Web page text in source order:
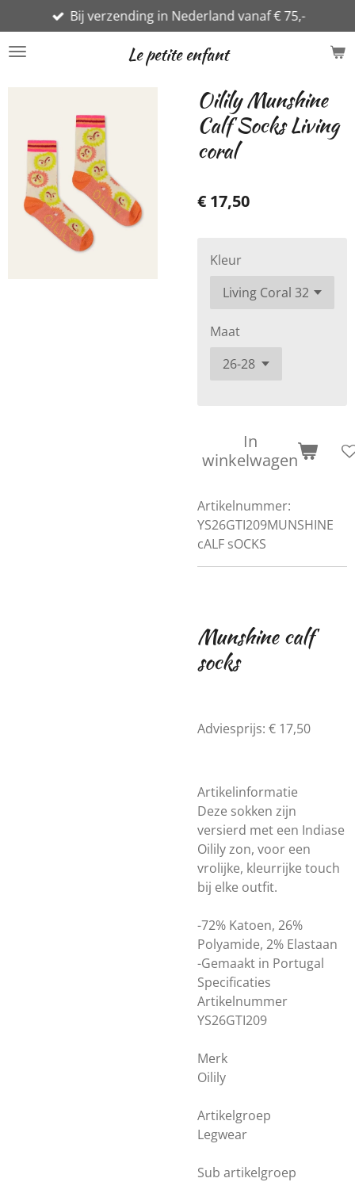
direct
naar
Le petite enfant
Bij verzending in Nederland vanaf € 75,-
Oilily Munshine
Calf Socks Living
coral
€ 17,50
Kleur
Maat
In
winkelwagen
Artikelnummer:
YS26GTI209MUNSHINE
cALF sOCKS
Munshine calf
socks
Adviesprijs: € 17,50
Artikelinformatie
Deze sokken zijn
versierd met een Indiase
Oilily zon, voor een
vrolijke, kleurrijke touch
bij elke outfit.
-72% Katoen, 26%
Polyamide, 2% Elastaan
-Gemaakt in Portugal
Specificaties
Artikelnummer
YS26GTI209
Merk
Oilily
Artikelgroep
Legwear
Sub artikelgroep